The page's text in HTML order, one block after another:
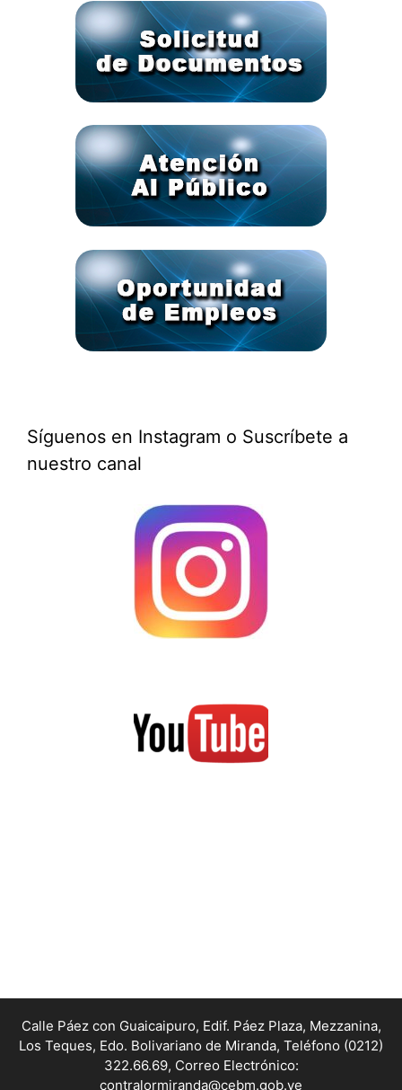
Síguenos en Instagram o Suscríbete a
nuestro canal
Calle Páez con Guaicaipuro, Edif. Páez Plaza, Mezzanina,
Los Teques, Edo. Bolivariano de Miranda, Teléfono (0212)
322.66.69, Correo Electrónico:
contralormiranda@cebm.gob.ve